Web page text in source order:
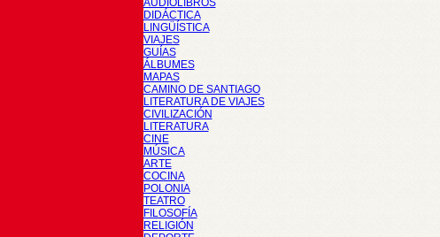
AUDIOLIBROS
DIDÁCTICA
LINGÜÍSTICA
VIAJES
GUÍAS
ÁLBUMES
MAPAS
CAMINO DE SANTIAGO
LITERATURA DE VIAJES
CIVILIZACIÓN
LITERATURA
CINE
MÚSICA
ARTE
COCINA
POLONIA
TEATRO
FILOSOFÍA
RELIGIÓN